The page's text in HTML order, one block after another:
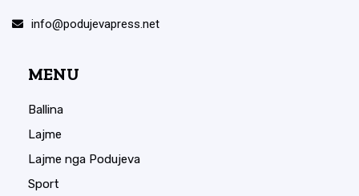
info@podujevapress.net
MENU
Ballina
Lajme
Lajme nga Podujeva
Sport